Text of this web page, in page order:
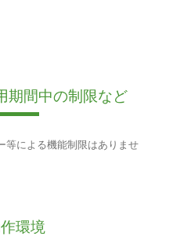
期間中の制限など
等による機能制限はありませ
環境